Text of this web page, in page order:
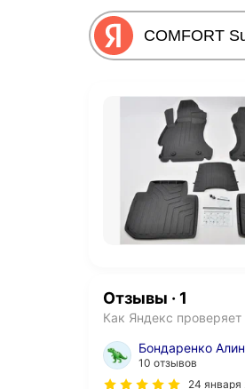
Отзывы · 1
Как Яндекс
Бондаренко
10 отзывов
24 января